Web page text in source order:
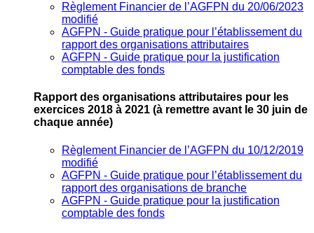
Règlement Financier de l’AGFPN du 20/06/2023
modifié
AGFPN ‐ Guide pratique pour l’établissement du
rapport des organisations attributaires
AGFPN ‐ Guide pratique pour la justification
comptable des fonds
Rapport des organisations attributaires pour les
exercices 2018 à 2021 (à remettre avant le 30 juin de
chaque année)
Règlement Financier de l’AGFPN du 10/12/2019
modifié
AGFPN ‐ Guide pratique pour l’établissement du
rapport des organisations de branche
AGFPN ‐ Guide pratique pour la justification
comptable des fonds